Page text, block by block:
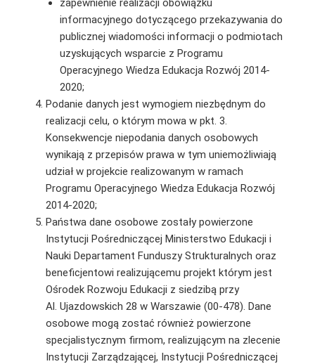
zapewnienie realizacji obowiązku
informacyjnego dotyczącego przekazywania do
publicznej wiadomości informacji o podmiotach
uzyskujących wsparcie z Programu
Operacyjnego Wiedza Edukacja Rozwój 2014-
2020;
Podanie danych jest wymogiem niezbędnym do
realizacji celu, o którym mowa w pkt. 3.
Konsekwencje niepodania danych osobowych
wynikają z przepisów prawa w tym uniemożliwiają
udział w projekcie realizowanym w ramach
Programu Operacyjnego Wiedza Edukacja Rozwój
2014-2020;
Państwa dane osobowe zostały powierzone
Instytucji Pośredniczącej Ministerstwo Edukacji i
Nauki Departament Funduszy Strukturalnych oraz
beneficjentowi realizującemu projekt którym jest
Ośrodek Rozwoju Edukacji z siedzibą przy
Al. Ujazdowskich 28 w Warszawie (00-478). Dane
osobowe mogą zostać również powierzone
specjalistycznym firmom, realizującym na zlecenie
Instytucji Zarządzającej, Instytucji Pośredniczącej